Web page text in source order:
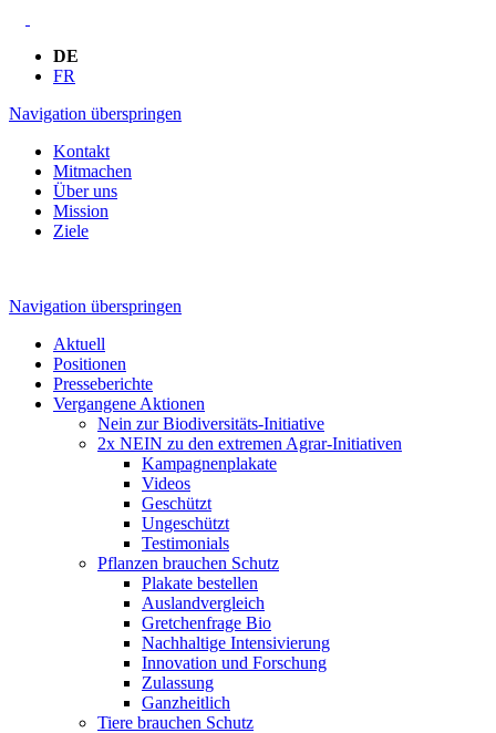
DE
FR
Navigation überspringen
Kontakt
Mitmachen
Über uns
Mission
Ziele
Navigation überspringen
Aktuell
Positionen
Presseberichte
Vergangene Aktionen
Nein zur Biodiversitäts-Initiative
2x NEIN zu den extremen Agrar-Initiativen
Kampagnenplakate
Videos
Geschützt
Ungeschützt
Testimonials
Pflanzen brauchen Schutz
Plakate bestellen
Auslandvergleich
Gretchenfrage Bio
Nachhaltige Intensivierung
Innovation und Forschung
Zulassung
Ganzheitlich
Tiere brauchen Schutz